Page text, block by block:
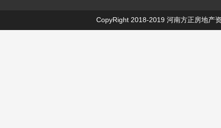
CopyRight 2018-2019 河南方正房地产